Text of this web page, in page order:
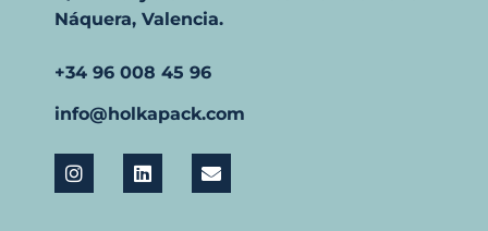
Náquera, Valencia.
+34 96 008 45 96
info@holkapack.com